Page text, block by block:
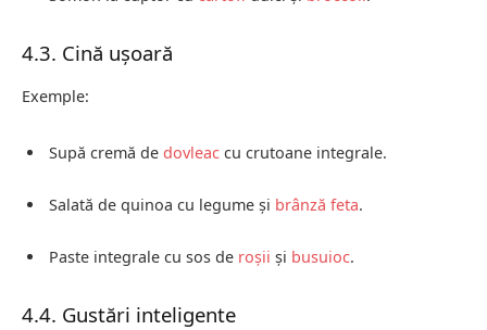
4.3. Cină ușoară
Exemple:
Supă cremă de dovleac cu crutoane integrale.
Salată de quinoa cu legume și brânză feta.
Paste integrale cu sos de roșii și busuioc.
4.4. Gustări inteligente